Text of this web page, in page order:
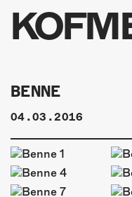
GALERIE
BENNE
04.03.2016